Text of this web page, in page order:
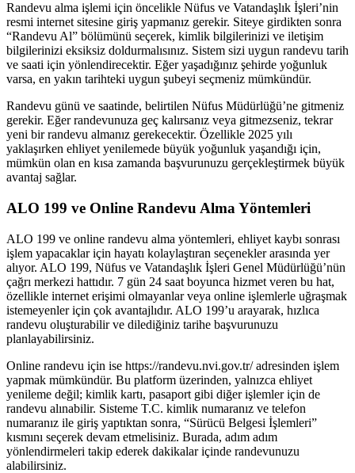
Randevu alma işlemi için öncelikle Nüfus ve Vatandaşlık İşleri’nin
resmi internet sitesine giriş yapmanız gerekir. Siteye girdikten sonra
“Randevu Al” bölümünü seçerek, kimlik bilgilerinizi ve iletişim
bilgilerinizi eksiksiz doldurmalısınız. Sistem sizi uygun randevu tarih
ve saati için yönlendirecektir. Eğer yaşadığınız şehirde yoğunluk
varsa, en yakın tarihteki uygun şubeyi seçmeniz mümkündür.
Randevu günü ve saatinde, belirtilen Nüfus Müdürlüğü’ne gitmeniz
gerekir. Eğer randevunuza geç kalırsanız veya gitmezseniz, tekrar
yeni bir randevu almanız gerekecektir. Özellikle 2025 yılı
yaklaşırken ehliyet yenilemede büyük yoğunluk yaşandığı için,
mümkün olan en kısa zamanda başvurunuzu gerçekleştirmek büyük
avantaj sağlar.
ALO 199 ve Online Randevu Alma Yöntemleri
ALO 199 ve online randevu alma yöntemleri, ehliyet kaybı sonrası
işlem yapacaklar için hayatı kolaylaştıran seçenekler arasında yer
alıyor. ALO 199, Nüfus ve Vatandaşlık İşleri Genel Müdürlüğü’nün
çağrı merkezi hattıdır. 7 gün 24 saat boyunca hizmet veren bu hat,
özellikle internet erişimi olmayanlar veya online işlemlerle uğraşmak
istemeyenler için çok avantajlıdır. ALO 199’u arayarak, hızlıca
randevu oluşturabilir ve dilediğiniz tarihe başvurunuzu
planlayabilirsiniz.
Online randevu için ise https://randevu.nvi.gov.tr/ adresinden işlem
yapmak mümkündür. Bu platform üzerinden, yalnızca ehliyet
yenileme değil; kimlik kartı, pasaport gibi diğer işlemler için de
randevu alınabilir. Sisteme T.C. kimlik numaranız ve telefon
numaranız ile giriş yaptıktan sonra, “Sürücü Belgesi İşlemleri”
kısmını seçerek devam etmelisiniz. Burada, adım adım
yönlendirmeleri takip ederek dakikalar içinde randevunuzu
alabilirsiniz.